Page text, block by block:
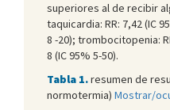
superiores al de recibir
taquicardia: RR: 7,42 (IC
8 -20); trombocitopenia:
8 (IC 95% 5-50).
Tabla 1.resumen de
normotermia) Mostrar/